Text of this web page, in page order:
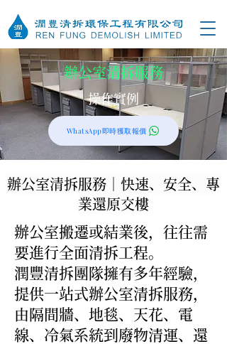
辦公室清拆服務
操作實例
WhatsApp即時獲取報價
辦公室清拆服務｜快速、安全、專
業還原交樓
辦公室搬遷或結業後，往往需
要進行全面清拆工程。
潤豐清拆團隊擁有多年經驗，
提供一站式辦公室清拆服務，
由隔間牆、地毯、天花、電
線、冷氣系統到廢物清運、還